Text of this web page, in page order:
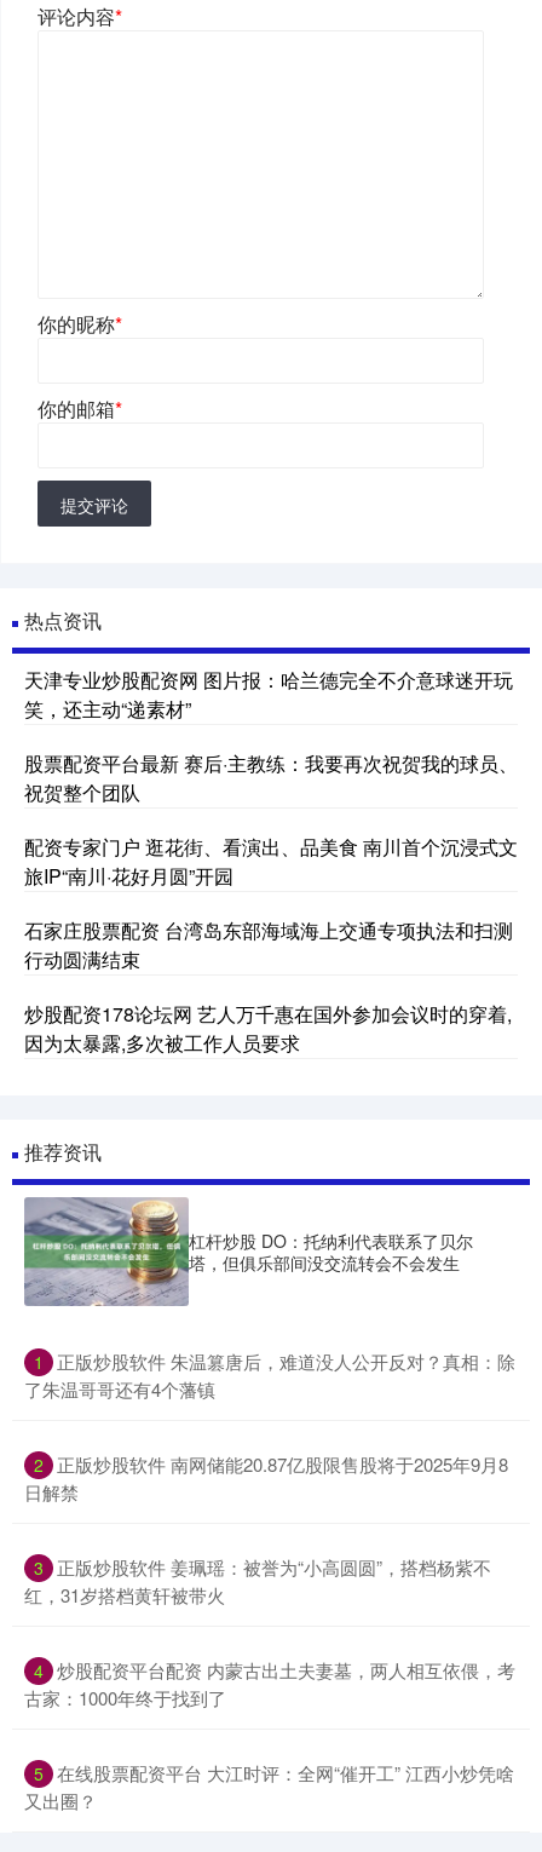
评论内容*
你的昵称*
你的邮箱*
提交评论
热点资讯
天津专业炒股配资网 图片报：哈兰德完全不介意球迷开玩
笑，还主动“递素材”
股票配资平台最新 赛后·主教练：我要再次祝贺我的球员、
祝贺整个团队
配资专家门户 逛花街、看演出、品美食 南川首个沉浸式文
旅IP“南川·花好月圆”开园
石家庄股票配资 台湾岛东部海域海上交通专项执法和扫测
行动圆满结束
炒股配资178论坛网 艺人万千惠在国外参加会议时的穿着,
因为太暴露,多次被工作人员要求
推荐资讯
杠杆炒股 DO：托纳利代表联系了贝尔
塔，但俱乐部间没交流转会不会发生
1
​正版炒股软件 朱温篡唐后，难道没人公开反对？真相：除
了朱温哥哥还有4个藩镇
2
​正版炒股软件 南网储能20.87亿股限售股将于2025年9月8
日解禁
3
​正版炒股软件 姜珮瑶：被誉为“小高圆圆”，搭档杨紫不
红，31岁搭档黄轩被带火
4 ​炒股配资平台配资 内蒙古出土夫妻墓，两人相互依偎，考
古家：1000年终于找到了
5 ​在线股票配资平台 大江时评：全网“催开工” 江西小炒凭啥
又出圈？